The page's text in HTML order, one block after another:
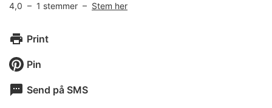
4,0 – 1 stemmer – Stem her
Print
Pin
Send på SMS